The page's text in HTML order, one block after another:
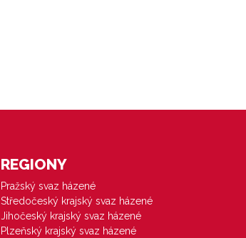
REGIONY
Pražský svaz házené
Středočeský krajský svaz házené
Jihočeský krajský svaz házené
Plzeňský krajský svaz házené